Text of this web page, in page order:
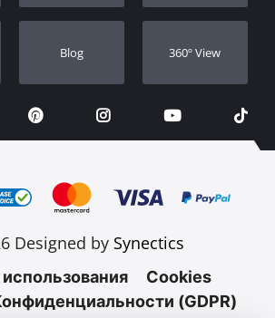
Blog 360º View
Designed by Synectics
Cookies
(GDPR)